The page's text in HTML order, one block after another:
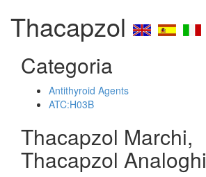
Thacapzol
Categoria
Antithyroid Agents
ATC:H03B
Thacapzol Marchi,
Thacapzol Analoghi